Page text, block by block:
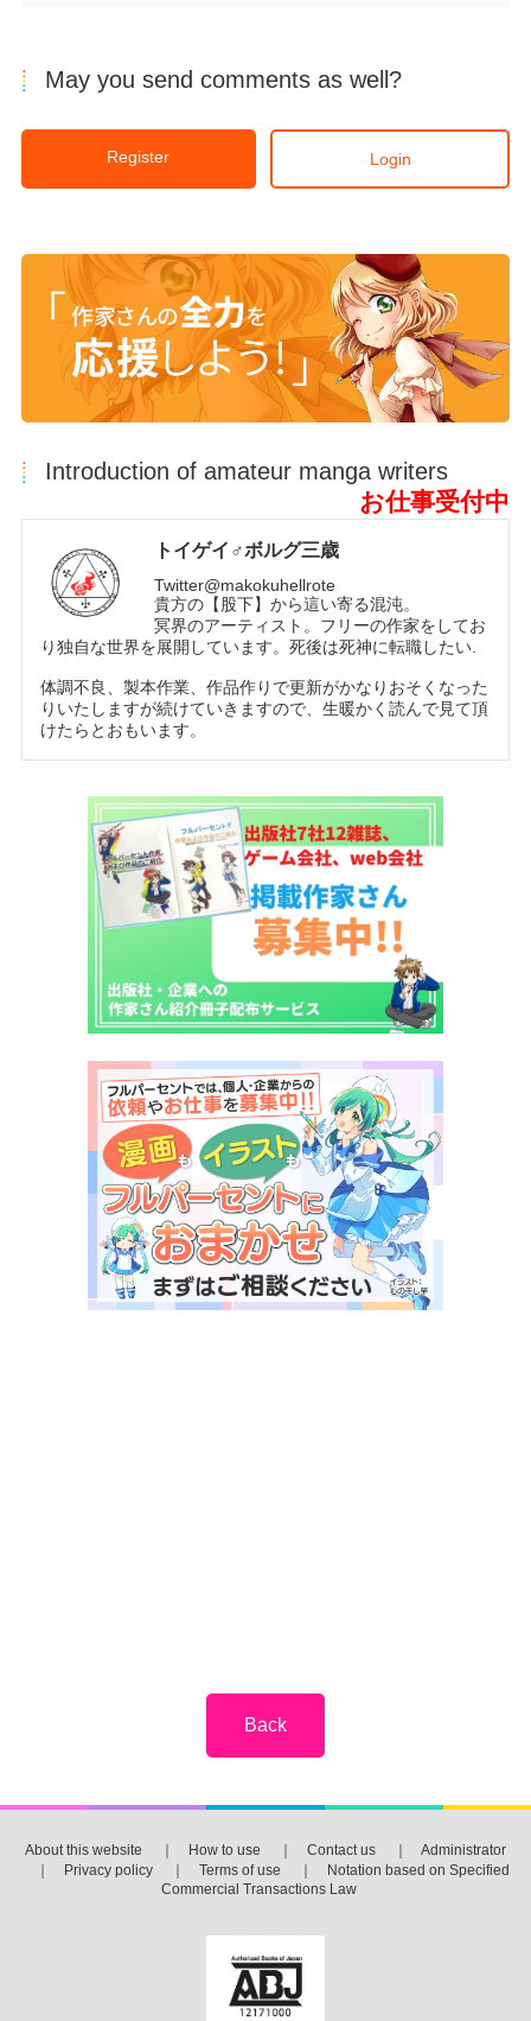
May you send comments as well?
Register Login
Introduction of amateur manga writers
お仕事受付中
トイゲイ♂ボルグ三歳
Twitter@makokuhellrote
貴方の【股下】から這い寄る混沌。
冥界のアーティスト。フリーの作家をしてお
り独自な世界を展開しています。死後は死神に転職したい.
体調不良、製本作業、作品作りで更新がかなりおそくなった
りいたしますが続けていきますので、生暖かく読んで見て頂
けたらとおもいます。
About this website ｜ How to use ｜ Contact us ｜ Administrator
｜ Privacy policy ｜ Terms of use ｜ Notation based on Specified
Commercial Transactions Law